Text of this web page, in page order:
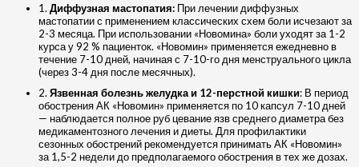
1. Диффузная мастопатия: При лечении диффузных
мастопатии с применением классических схем боли исчезают за
2-3 месяца. При использовании «Новомина» боли уходят за 1-2
курса у 92 % пациенток. «Новомин» применяется ежедневно в
течение 7-10 дней, начиная с 7-10-го дня менструального цикла
(через 3-4 дня после месячных).
2. Язвенная болезнь желудка и 12-перстной кишки: В период
обострения АК «Новомин» применяется по 10 капсул 7-10 дней
— наблюдается полное руб­ цевание язв среднего диаметра без
медикаментозного лечения и диеты. Для профилактики
сезонных обострений рекомендуется принимать АК «Новомин»
за 1,5-2 недели до предполагаемого обострения в тех же дозах.